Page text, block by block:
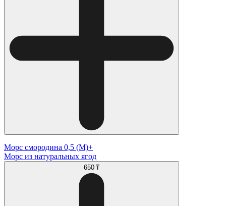
Морс смородина 0,5 (М)+
Морс из натуральных ягод
650 ₸